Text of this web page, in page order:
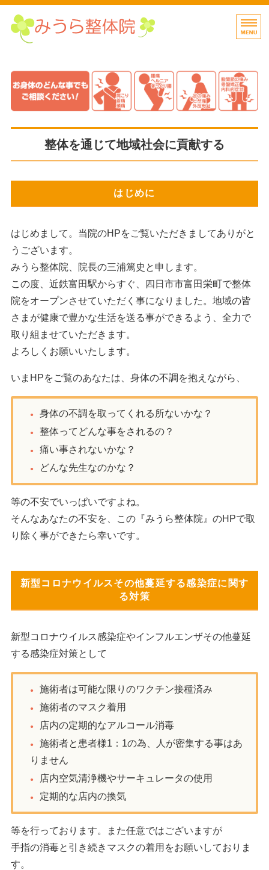
四日市で肩こり・腰
ホーム
料金案内・お客様の声
初めての方へ
東洋整体蘇生術とは
整体を通じて地域社会に貢献する
はじめに
はじめまして。当院のHPをご覧いただきましてありがと
うございます。
みうら整体院、院長の三浦篤史と申します。
この度、近鉄富田駅からすぐ、四日市市富田栄町で整体
院をオープンさせていただく事になりました。地域の皆
さまが健康で豊かな生活を送る事ができるよう、全力で
取り組ませていただきます。
よろしくお願いいたします。
いまHPをご覧のあなたは、身体の不調を抱えながら、
身体の不調を取ってくれる所ないかな？
整体ってどんな事をされるの？
痛い事されないかな？
どんな先生なのかな？
等の不安でいっぱいですよね。
そんなあなたの不安を、この『みうら整体院』のHPで取
り除く事ができたら幸いです。
新型コロナウイルスその他蔓延する感染症に関す
る対策
新型コロナウイルス感染症やインフルエンザその他蔓延
する感染症対策として
施術者は可能な限りのワクチン接種済み
施術者のマスク着用
店内の定期的なアルコール消毒
施術者と患者様1：1の為、人が密集する事はあ
りません
店内空気清浄機やサーキュレータの使用
定期的な店内の換気
等を行っております。また任意ではございますが
手指の消毒と引き続きマスクの着用をお願いしておりま
す。